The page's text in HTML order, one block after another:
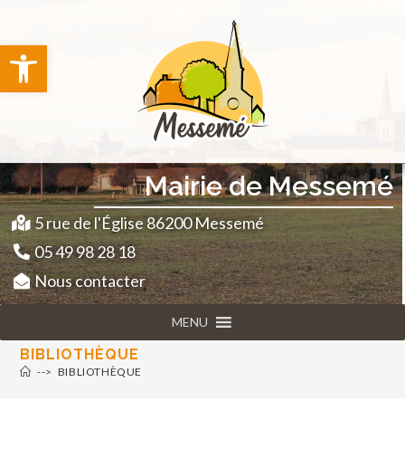
Ouvrir la barre d’outils
Mairie de Messemé
5 rue de l'Église 86200 Messemé
05 49 98 28 18
Nous contacter
MENU
BIBLIOTHÈQUE
--> BIBLIOTHÈQUE